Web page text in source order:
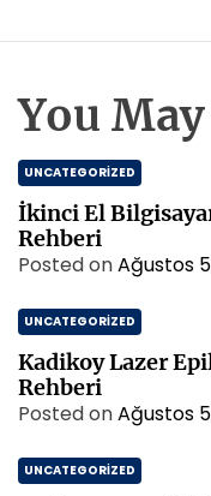
You
UNCATEGORIZED
İkinci El
Rehberi
Posted onAğustos
UNCATEGORIZED
Kadikoy Lazer
Rehberi
Posted onAğustos
UNCATEGORIZED